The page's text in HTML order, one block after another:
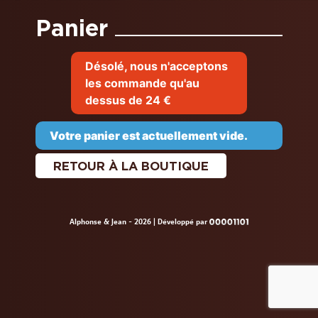
Panier
Désolé, nous n'acceptons
les commande qu'au
dessus de 24 €
Votre panier est actuellement vide.
RETOUR À LA BOUTIQUE
Alphonse & Jean - 2026 | Développé par